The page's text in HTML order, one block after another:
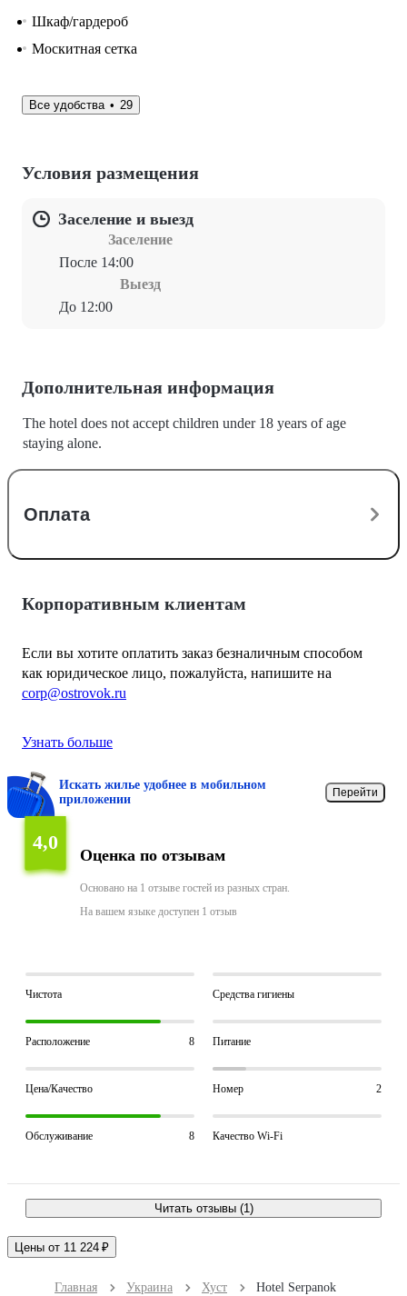
Шкаф/гардероб
Москитная сетка
Все удобства 29
Условия размещения
Заселение и выезд
Заселение
После 14:00
Выезд
До 12:00
Дополнительная информация
The hotel does not accept children under 18 years of age
staying alone.
Оплата
Корпоративным клиентам
Если вы хотите оплатить заказ безналичным способом
как юридическое лицо, пожалуйста, напишите на
corp@ostrovok.ru
Узнать больше
Искать жилье удобнее в мобильном
приложении
Перейти
4,0
Оценка по отзывам
Основано на 1 отзыве гостей из разных стран.
На вашем языке доступен 1 отзыв
Чистота Средства гигиены
Расположение 8 Питание
Цена/Качество Номер 2
Обслуживание 8 Качество Wi-Fi
Читать отзывы (1)
Цены от 11 224 ₽
Главная Украина Хуст Hotel Serpanok